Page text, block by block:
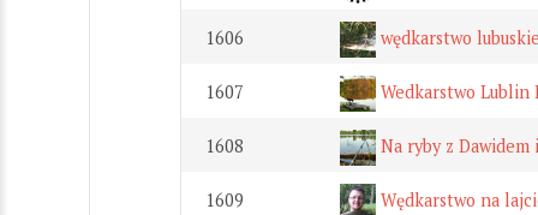
1606 wędkarstwo
1607 Wedkarstwo Lublin
1608 Na ryby z
1609 Wędkarstwo na